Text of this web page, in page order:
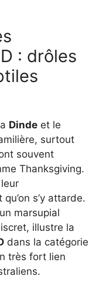
: drôles
Dinde et le
surtout
souvent
Thanksgiving.
s’y attarde.
marsupial
illustre la
dans la catégorie
très fort lien